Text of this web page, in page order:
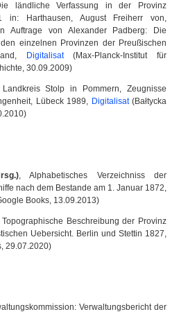
ländliche Verfassung in der Provinz
in: Harthausen, August Freiherr von,
Auftrage von Alexander Padberg: Die
einzelnen Provinzen der Preußischen
Digitalisat(Max-Planck-Institut für
30.09.2009)
Stolp in Pommern, Zeugnisse
Lübeck 1989, Digitalisat(Bałtycka
, Alphabetisches Verzeichniss der
nach dem Bestande am 1. Januar 1872,
Books, 13.09.2013)
, Topographische Beschreibung der Provinz
Uebersicht. Berlin und Stettin 1827,
29.07.2020)
Verwaltungsbericht der